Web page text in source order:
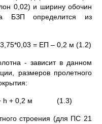
0,02) и ширину обочин
БЗП определится из
= ЕП – 0,2 м (1.2)
- зависит в данном
размеров пролетного
h + 0,2 м (1.3)
строения (для ПС 21